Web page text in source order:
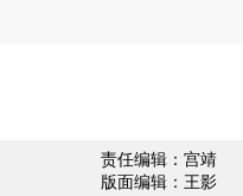
责任编辑：宫靖
版面编辑：王影